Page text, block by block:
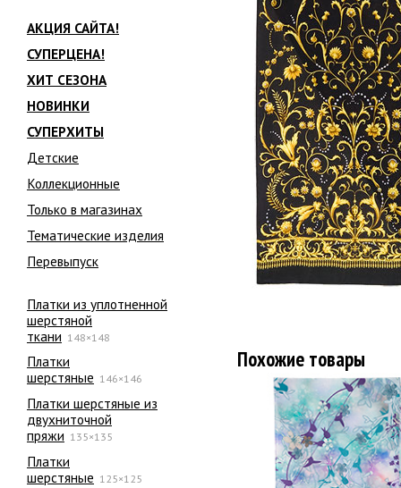
АКЦИЯ САЙТА!
СУПЕРЦЕНА!
ХИТ СЕЗОНА
НОВИНКИ
СУПЕРХИТЫ
Детские
Коллекционные
Только в магазинах
Тематические изделия
Перевыпуск
Платки из уплотненной
шерстяной
ткани 148×148
Платки
шерстяные 146×146
Платки шерстяные из
двухниточной
пряжи 135×135
Платки
шерстяные 125×125
Похожие товары